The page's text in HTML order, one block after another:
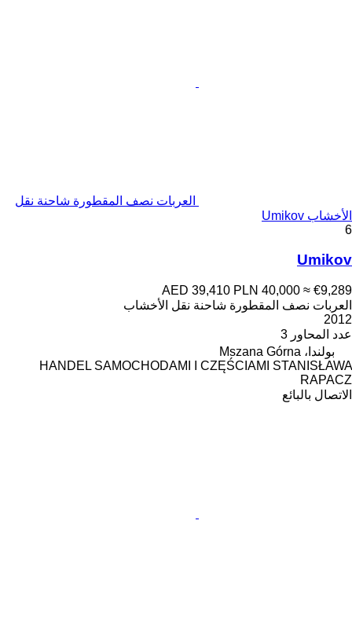
العربات نصف المقطورة شاحنة نقل
الأخشاب Umikov
6
Umikov
AED 39,410 PLN 40,000 ≈ €9,289
العربات نصف المقطورة شاحنة نقل الأخشاب
2012
عدد المحاور 3
بولندا، Mszana Górna
HANDEL SAMOCHODAMI I CZĘŚCIAMI STANISŁAWA
RAPACZ
الاتصال بالبائع